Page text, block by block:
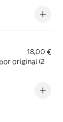
18,00 €
original (2